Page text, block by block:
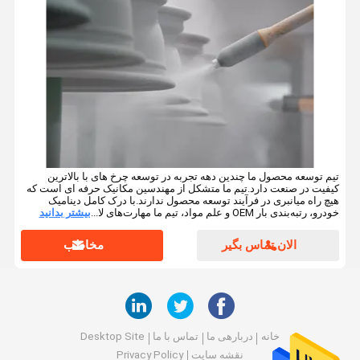
تیم توسعه محصول ما چندین دهه تجربه در توسعه چرخ های با بالاترین
کیفیت در صنعت دارد.تیم ما متشکل از مهندسین مکانیک حرفه ای است که
هیچ راه میانبری در فرآیند توسعه محصول ندارند.با درک کامل دینامیک
خودرو، رتبه‌بندی بار OEM و علم مواد، تیم ما مهارت‌های لا...
بیشتر بدانید
الان تماس بگیر مخاطب
خانه دربارهی ما تماس با ما
Desktop Site
نقشه سایت
Privacy Policy